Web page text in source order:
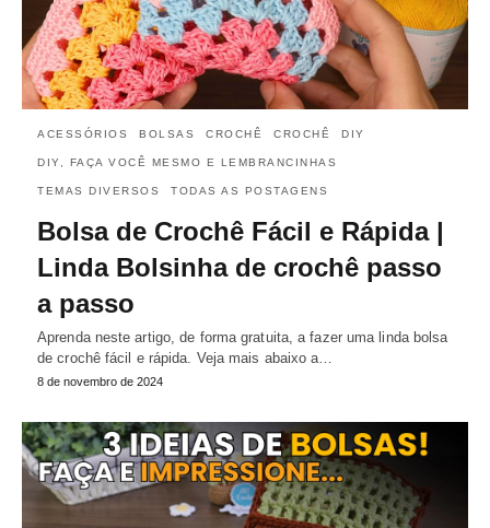
ACESSÓRIOS BOLSAS CROCHÊ CROCHÊ DIY
DIY, FAÇA VOCÊ MESMO E LEMBRANCINHAS
TEMAS DIVERSOS TODAS AS POSTAGENS
Bolsa de Crochê Fácil e Rápida |
Linda Bolsinha de crochê passo
a passo
Aprenda neste artigo, de forma gratuita, a fazer uma linda bolsa
de crochê fácil e rápida. Veja mais abaixo a…
8 de novembro de 2024